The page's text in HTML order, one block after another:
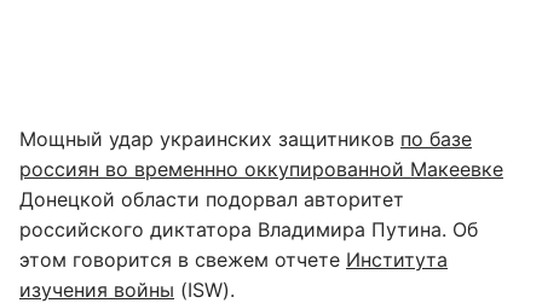
Мощный удар украинских защитников по базе
россиян во временнно оккупированной Макеевке
Донецкой области подорвал авторитет
российского диктатора Владимира Путина. Об
этом говорится в свежем отчете Института
изучения войны (ISW).